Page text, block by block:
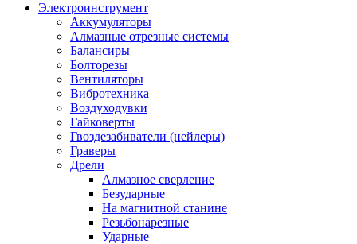
Электроинструмент
Аккумуляторы
Алмазные отрезные системы
Балансиры
Болторезы
Вентиляторы
Вибротехника
Воздуходувки
Гайковерты
Гвоздезабиватели (нейлеры)
Граверы
Дрели
Алмазное сверление
Безударные
На магнитной станине
Резьбонарезные
Ударные